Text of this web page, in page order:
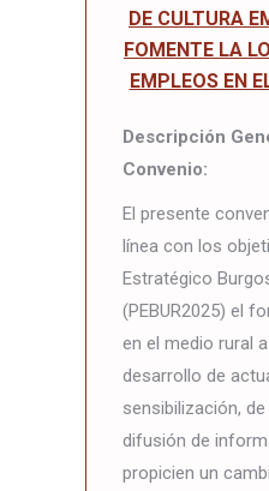
DE CULTURA
FOMENTE LA
EMPLEOS EN
Descripción
Convenio:
El presente
línea con los
Estratégico
(PEBUR2025) el
en el medio rural
desarrollo de
sensibilización,
difusión de
propicien un